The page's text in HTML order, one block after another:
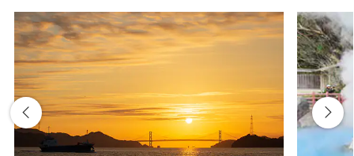
ANAトラベラーズ厳選 伊香保